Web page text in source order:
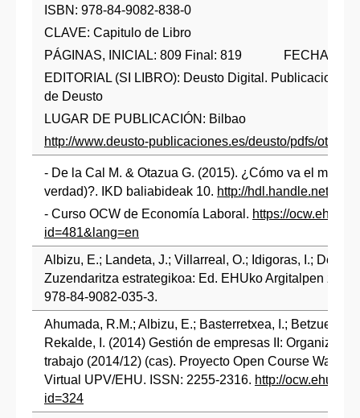
ISBN: 978-84-9082-838-0
CLAVE: Capitulo de Libro
PÁGINAS, INICIAL: 809 Final: 819 FECHA:
EDITORIAL (SI LIBRO): Deusto Digital. Publicaciones
de Deusto
LUGAR DE PUBLICACIÓN: Bilbao
http://www.deusto-publicaciones.es/deusto/pdfs/
- De la Cal M. & Otazua G. (2015). ¿Cómo va el
verdad)?. IKD baliabideak 10. http://hdl.handle.net/
- Curso OCW de Economía Laboral. https://
id=481&lang=en
Albizu, E.; Landeta, J.; Villarreal, O.; Idigoras, I.;
Zuzendaritza estrategikoa: Ed. EHUko Argitalpen
978-84-9082-035-3.
Ahumada, R.M.; Albizu, E.; Basterretxea, I.; Betzuen,
Rekalde, I. (2014) Gestión de empresas II:
trabajo (2014/12) (cas). Proyecto Open Course Ware
Virtual UPV/EHU. ISSN: 2255-2316. http://ocw.ehu.es/
id=324